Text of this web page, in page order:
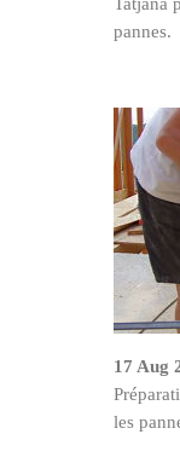
pannes.
17 Aug
les